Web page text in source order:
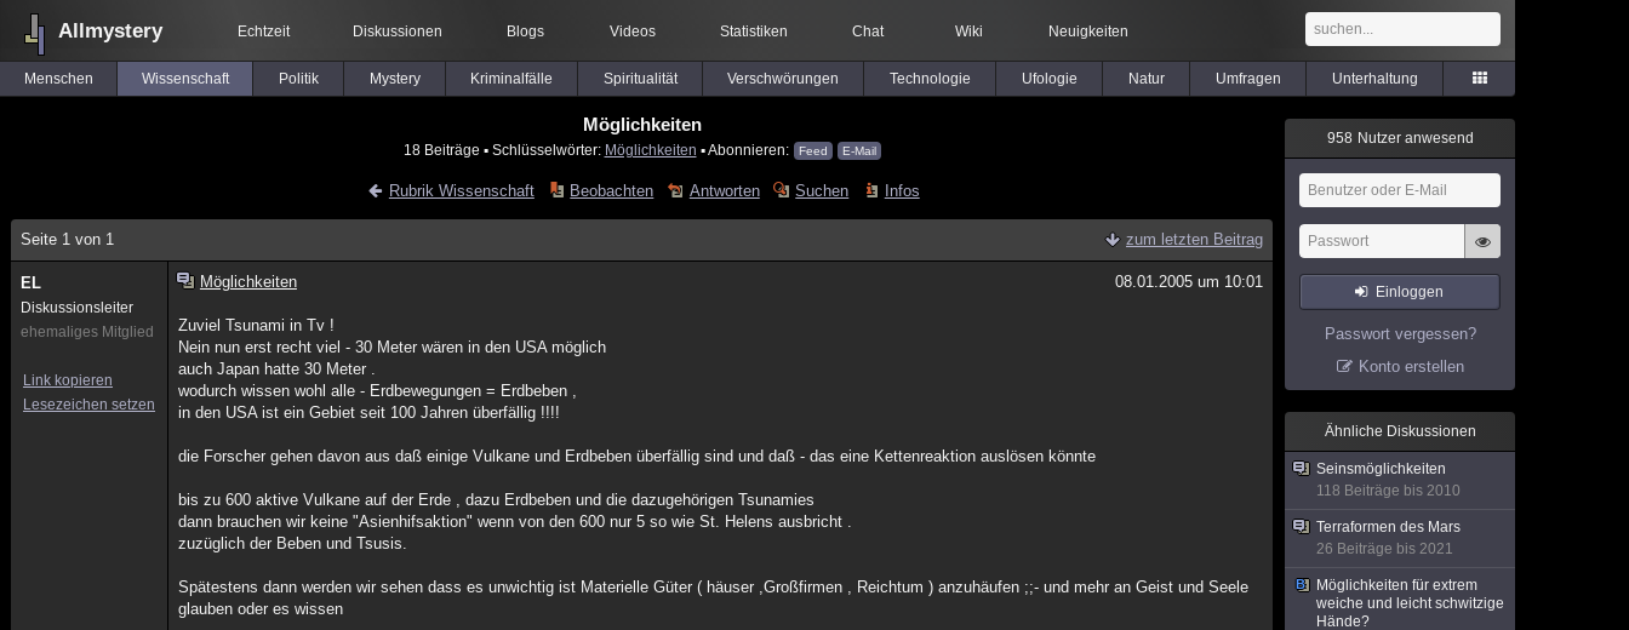
Allmystery Echtzeit Diskussionen Blogs Videos Statistiken Chat Wiki Neuigkeiten
Menschen Wissenschaft Politik Mystery Kriminalfälle Spiritualität Verschwörungen Technologie Ufologie Natur Umfragen Unterhaltung
Möglichkeiten
18 Beiträge ▪ Schlüsselwörter: Möglichkeiten ▪ Abonnieren: Feed E-Mail
Rubrik Wissenschaft Beobachten Antworten Suchen Infos
Seite 1 von 1 zum letzten Beitrag
EL
Diskussionsleiter
ehemaliges Mitglied
Link kopieren
Lesezeichen setzen
Möglichkeiten 08.01.2005 um 10:01
Zuviel Tsunami in Tv !
Nein nun erst recht viel - 30 Meter wären in den USA möglich
auch Japan hatte 30 Meter .
wodurch wissen wohl alle - Erdbewegungen = Erdbeben ,
in den USA ist ein Gebiet seit 100 Jahren überfällig !!!!
die Forscher gehen davon aus daß einige Vulkane und Erdbeben überfällig sind und daß - das eine Kettenreaktion auslösen könnte
bis zu 600 aktive Vulkane auf der Erde , dazu Erdbeben und die dazugehörigen Tsunamies
dann brauchen wir keine "Asienhifsaktion" wenn von den 600 nur 5 so wie St. Helens ausbricht .
zuzüglich der Beben und Tsusis.
Spätestens dann werden wir sehen dass es unwichtig ist Materielle Güter ( häuser ,Großfirmen , Reichtum ) anzuhäufen ;;- und mehr an Geist und Seele
glauben oder es wissen
958 Nutzer anwesend
Einloggen
Passwort vergessen?
Konto erstellen
Ähnliche Diskussionen
Seinsmöglichkeiten
118 Beiträge bis 2010
Terraformen des Mars
26 Beiträge bis 2021
Möglichkeiten für extrem
weiche und leicht schwitzige
Hände?